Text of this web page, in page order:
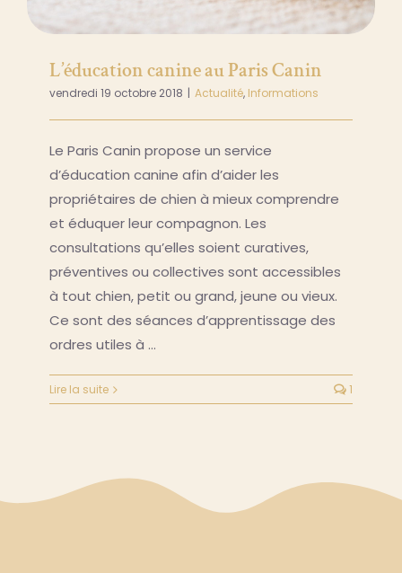
L’éducation canine au Paris Canin
vendredi 19 octobre 2018 | Actualité, Informations
Le Paris Canin propose un service
d’éducation canine afin d’aider les
propriétaires de chien à mieux comprendre
et éduquer leur compagnon. Les
consultations qu’elles soient curatives,
préventives ou collectives sont accessibles
à tout chien, petit ou grand, jeune ou vieux.
Ce sont des séances d’apprentissage des
ordres utiles à …
Lire la suite 1